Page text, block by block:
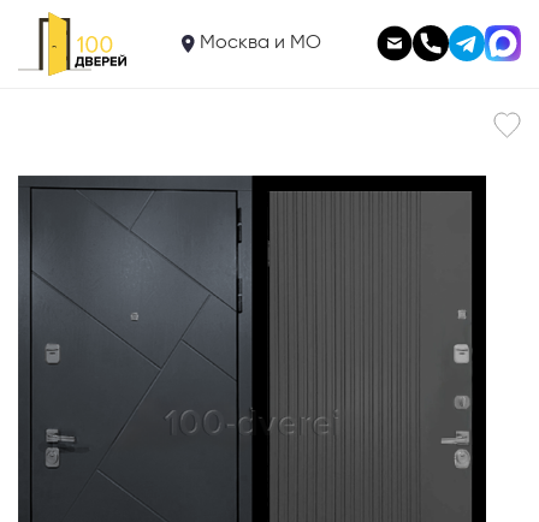
Москва и МО
Входная дверь
Сенди Кале 32 Граффити графит
52 900
В корзину